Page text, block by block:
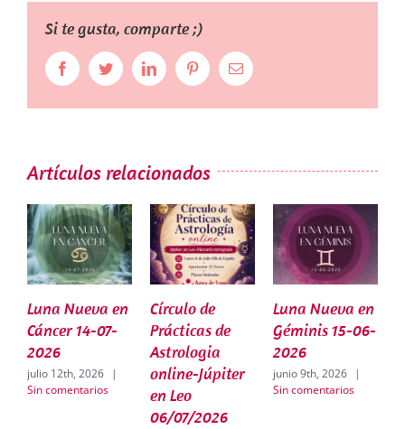
Si te gusta, comparte ;)
FacebookTwitterLinkedIn PinterestCorreo
electrónico
Artículos relacionados
Luna Nueva en
Cáncer 14-07-
2026
julio 12th, 2026
|
Sin comentarios
Círculo de
Prácticas de
Astrologia
online-Júpiter
en Leo
06/07/2026
Luna Nueva en
Géminis 15-06-
2026
junio 9th, 2026
|
Sin comentarios